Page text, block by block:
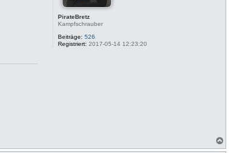
PirateBretz
Kampfschrauber
Beiträge: 526
Registriert: 2017-05-14 12:23:20
a